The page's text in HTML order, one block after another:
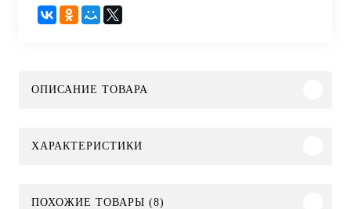
ОПИСАНИЕ ТОВАРА
ХАРАКТЕРИСТИКИ
ПОХОЖИЕ ТОВАРЫ (8)